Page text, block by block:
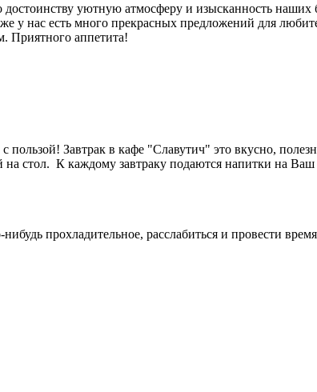
уютную атмосферу и изысканность
у нас есть много прекрасных предложений для
Приятного аппетита!
пользой! Завтрак в кафе "Славутич" это вкусно,
стол. К каждому завтраку подаются напитки на
прохладительное, расслабиться и провести